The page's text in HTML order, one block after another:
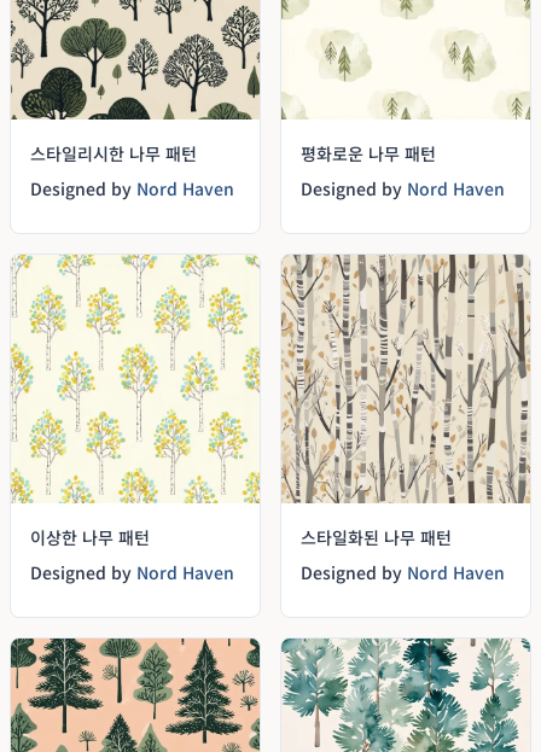
스타일리시한 나무 패턴
Designed by Nord Haven
평화로운 나무 패턴
Designed by Nord Haven
이상한 나무 패턴
Designed by Nord Haven
스타일화된 나무 패턴
Designed by Nord Haven